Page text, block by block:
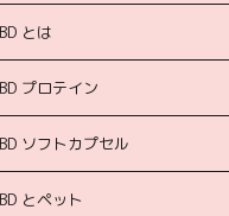
とは
プロテイン
ソフトカプセル
とペット